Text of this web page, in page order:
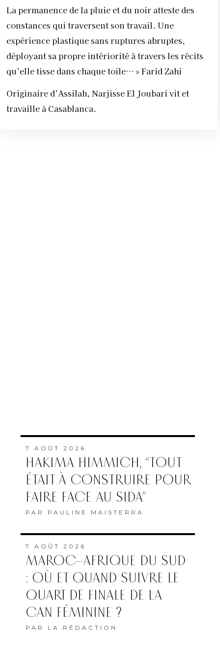
La permanence de la pluie et du noir atteste des
constances qui traversent son travail. Une
expérience plastique sans ruptures abruptes,
déployant sa propre intériorité à travers les récits
qu’elle tisse dans chaque toile… » Farid Zahi
Originaire d’Assilah, Narjisse El Joubari vit et
travaille à Casablanca.
7 AOÛT 2026
HAKIMA HIMMICH, “TOUT
ÉTAIT À CONSTRUIRE POUR
FAIRE FACE AU SIDA”
PAR PAULINE MAISTERRA
7 AOÛT 2026
MAROC–AFRIQUE DU SUD
: OÙ ET QUAND SUIVRE LE
QUART DE FINALE DE LA
CAN FÉMININE ?
PAR LA RÉDACTION